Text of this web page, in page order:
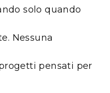
solo quando
Nessuna
pensati per